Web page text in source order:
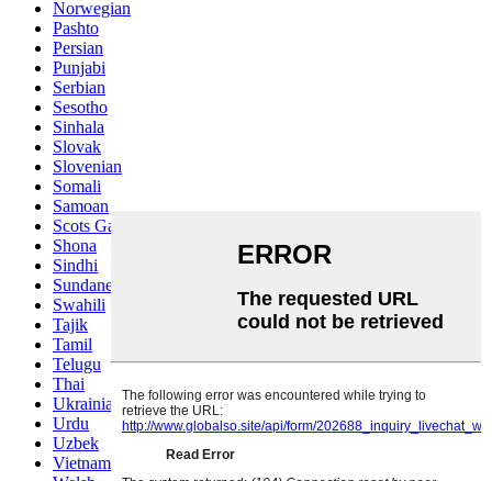
Norwegian
Pashto
Persian
Punjabi
Serbian
Sesotho
Sinhala
Slovak
Slovenian
Somali
Samoan
Scots Gaelic
Shona
Sindhi
Sundanese
Swahili
Tajik
Tamil
Telugu
Thai
Ukrainian
Urdu
Uzbek
Vietnamese